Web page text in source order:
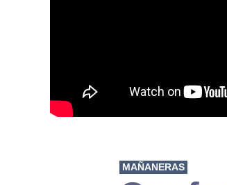
MAÑANERAS